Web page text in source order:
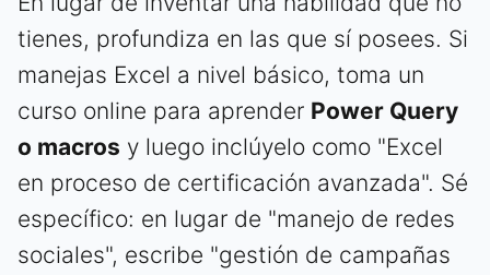
tienes, profundiza en las que sí posees. Si
manejas Excel a nivel básico, toma un
curso online para aprender Power Query
o macros y luego inclúyelo como "Excel
en proceso de certificación avanzada". Sé
específico: en lugar de "manejo de redes
sociales", escribe "gestión de campañas